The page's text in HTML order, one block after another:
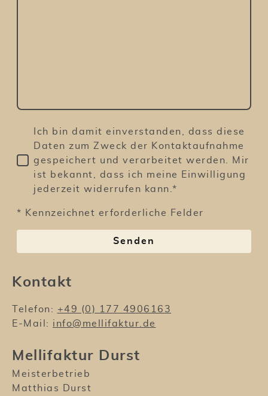
Ich bin damit einverstanden, dass diese
Daten zum Zweck der Kontaktaufnahme
gespeichert und verarbeitet werden. Mir
ist bekannt, dass ich meine Einwilligung
jederzeit widerrufen kann.*
* Kennzeichnet erforderliche Felder
Senden
Kontakt
Telefon: +49 (0) 177 4906163
E-Mail: info@mellifaktur.de
Mellifaktur Durst
Meisterbetrieb
Matthias Durst